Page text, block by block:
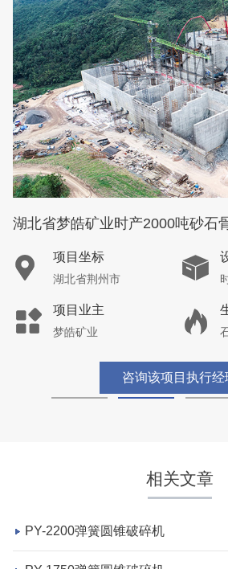
湖北省梦皓矿业时产2000吨砂石
项目坐标
咨询该项目执行经
相关文章
PY-2200弹簧圆锥破碎机